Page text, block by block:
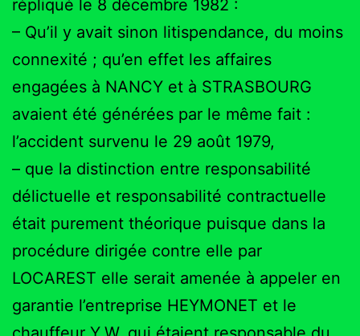
répliqué le 8 décembre 1982 :
– Qu’il y avait sinon litispendance, du moins
connexité ; qu’en effet les affaires
engagées à NANCY et à STRASBOURG
avaient été générées par le même fait :
l’accident survenu le 29 août 1979,
– que la distinction entre responsabilité
délictuelle et responsabilité contractuelle
était purement théorique puisque dans la
procédure dirigée contre elle par
LOCAREST elle serait amenée à appeler en
garantie l’entreprise HEYMONET et le